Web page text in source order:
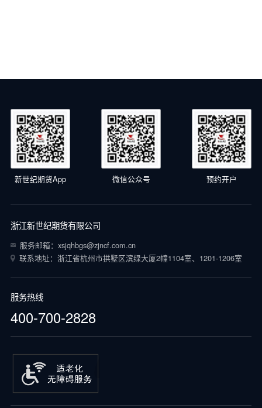
新世纪期货App 微信公众号 预约开户
浙江新世纪期货有限公司
服务邮箱：xsjqhbgs@zjncf.com.cn
联系地址：浙江省杭州市拱墅区滨绿大厦2幢1104室、1201-1206室
服务热线
400-700-2828